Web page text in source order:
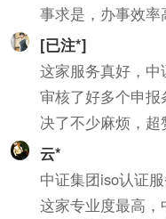
事求是，办事效率
[已注*]
这家服务真好，
审核了好多个申
决了不少麻烦，超
云*
中证集团iso认证
这家专业度最高